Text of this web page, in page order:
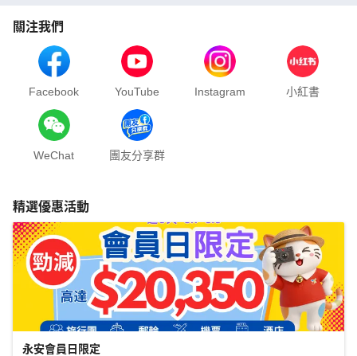
關注我們
Facebook YouTube Instagram 小紅書
WeChat 團友分享群
精選優惠活動
永安會員日限定